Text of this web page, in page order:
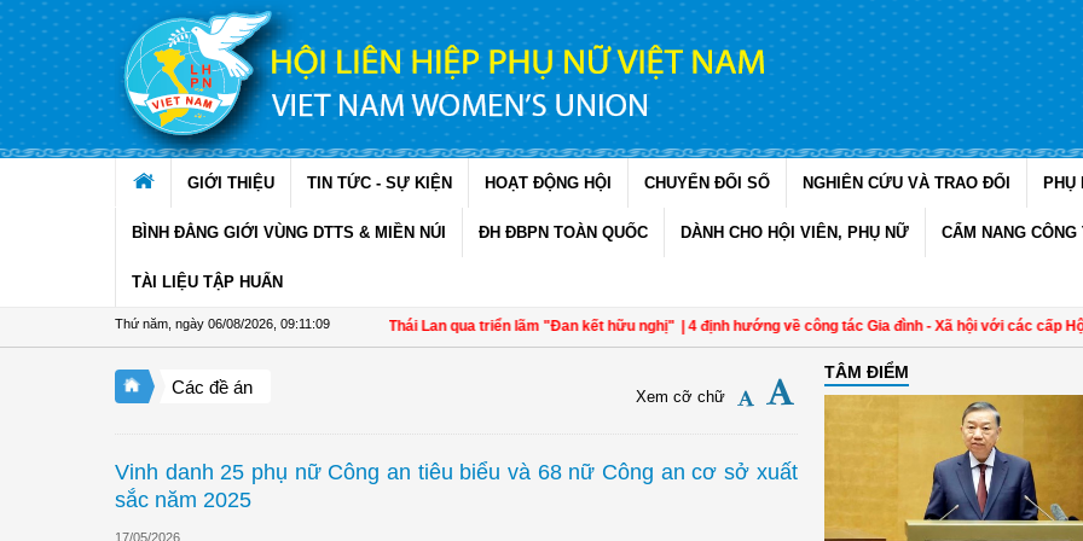
Truy cập nội dung luôn
GIỚI THIỆU TIN TỨC - SỰ KIỆN HOẠT ĐỘNG HỘI CHUYỂN ĐỔI SỐ NGHIÊN CỨU VÀ TRAO ĐỔI PHỤ
BÌNH ĐẲNG GIỚI VÙNG DTTS & MIỀN NÚI ĐH ĐBPN TOÀN QUỐC DÀNH CHO HỘI VIÊN, PHỤ NỮ CẨM NANG CÔNG
TÀI LIỆU TẬP HUẤN
Thứ năm, ngày 06/08/2026 09:11:10
Tăng cường gắn kết Việt Nam - Thái Lan qua triển lãm "Đan kết hữu nghị" | 4 định hướng về công tác Gia đình - Xã hội với các cấp Hội | Đề
Các đề án Xem cỡ chữ
Vinh danh 25 phụ nữ Công an tiêu biểu và 68 nữ Công an cơ sở xuất
sắc năm 2025
17/05/2026
TÂM ĐIỂM